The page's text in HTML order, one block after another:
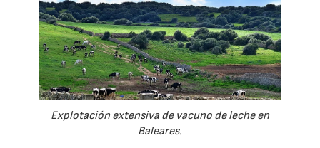
Explotación extensiva de vacuno de leche en
Baleares.